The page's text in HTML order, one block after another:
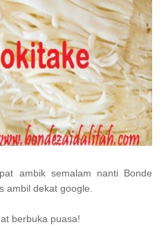
ambik semalam nanti Bonde
ambil dekat google.
berbuka puasa!